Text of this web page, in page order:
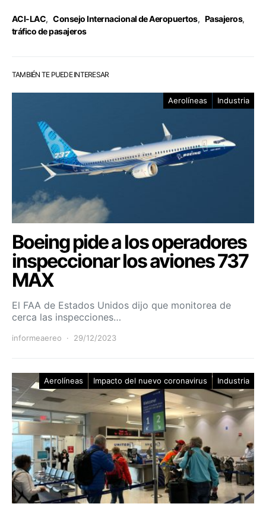
ACI-LAC, Consejo Internacional de Aeropuertos, Pasajeros,
tráfico de pasajeros
TAMBIÉN TE PUEDE INTERESAR
Aerolíneas Industria
Boeing pide a los operadores
inspeccionar los aviones 737
MAX
El FAA de Estados Unidos dijo que monitorea de
cerca las inspecciones…
informeaereo 29/12/2023
Aerolíneas Impacto del nuevo coronavirus Industria